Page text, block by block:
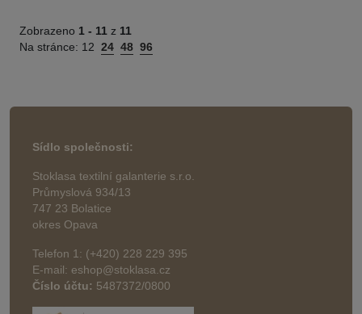
Zobrazeno 1 - 11 z 11
Na stránce: 12 24 48 96
Sídlo společnosti:
Stoklasa textilní galanterie s.r.o.
Průmyslová 934/13
747 23 Bolatice
okres Opava
Telefon 1: (+420) 228 229 395
E-mail: eshop@stoklasa.cz
Číslo účtu: 5487372/0800